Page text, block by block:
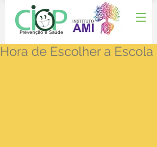
Prevenção e Saúde
Hora de Escolher a Escola